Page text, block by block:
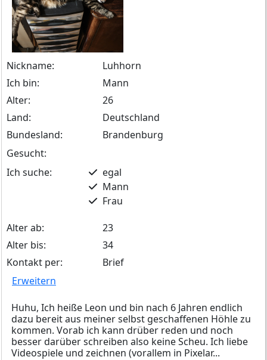
Nickname:
Luhhorn
Ich bin:
Mann
Alter:
26
Land:
Deutschland
Bundesland:
Brandenburg
Gesucht:
Ich suche:
egal
Mann
Frau
Alter ab:
23
Alter bis:
34
Kontakt per:
Brief
Erweitern
Huhu, Ich heiße Leon und bin nach 6 Jahren endlich
dazu bereit aus meiner selbst geschaffenen Höhle zu
kommen. Vorab ich kann drüber reden und noch
besser darüber schreiben also keine Scheu. Ich liebe
Videospiele und zeichnen (vorallem in Pixelar...